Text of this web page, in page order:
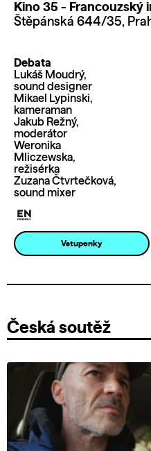
Kino 35 - Francouzský
Štěpánská 644/35,
Debata
Lukáš Moudrý,
sound designer
Mikael Lypinski,
kameraman
Jakub Režný,
moderátor
Weronika
Mliczewska,
režisérka
Zuzana Čtvrtečková,
sound mixer
Vstupenky
Česká soutěž